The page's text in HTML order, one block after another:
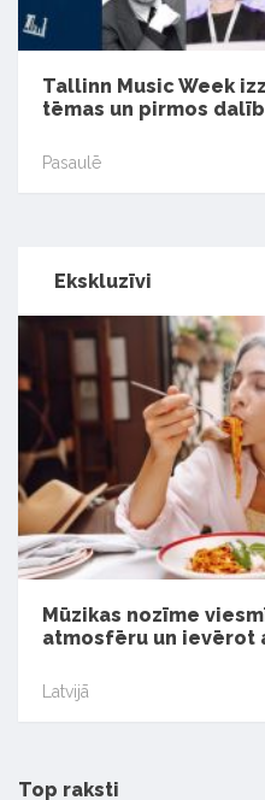
Tallinn Music Week
tēmas un pirmos
Pasaulē
Ekskluzīvi
Mūzikas nozīme
atmosfēru un ievērot
Latvijā
Top raksti